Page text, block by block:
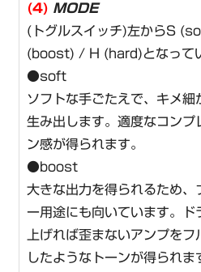
(4) MODE
(トグルスイッチ)左からS
(boost) / H (hard)となって
●soft
ソフトな手ごたえで、キメ細
生み出します。適度なコンプ
ン感が得られます。
●boost
大きな出力を得られるため、
ー用途にも向いています。ド
上げれば歪まないアンプをフ
したようなトーンが得られま